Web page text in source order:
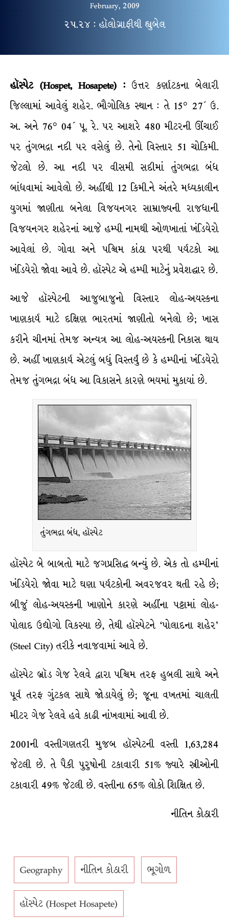
February, 2009
૨૫.૨૪ : હૉલોગ્રાફીથી હ્યુબેલ
હૉસ્પેટ (Hospet, Hosapete) : ઉત્તર કર્ણાટકના બેલારી
જિલ્લામાં આવેલું શહેર. ભૌગોલિક સ્થાન : તે 15° 27´ ઉ.
અ. અને 76° 04´ પૂ. રે. પર આશરે 480 મીટરની ઊંચાઈ
પર તુંગભદ્રા નદી પર વસેલું છે. તેનો વિસ્તાર 51 ચોકિમી.
જેટલો છે. આ નદી પર વીસમી સદીમાં તુંગભદ્રા બંધ
બાંધવામાં આવેલો છે. અહીંથી 12 કિમી.ને અંતરે મધ્યકાલીન
યુગમાં જાણીતા બનેલા વિજયનગર સામ્રાજ્યની રાજધાની
વિજયનગર શહેરનાં આજે હમ્પી નામથી ઓળખાતાં ખંડિયેરો
આવેલાં છે. ગોવા અને પશ્ચિમ કાંઠા પરથી પર્યટકો આ
ખંડિયેરો જોવા આવે છે. હૉસ્પેટ એ હમ્પી માટેનું પ્રવેશદ્ધાર છે.
આજે હૉસ્પેટની આજુબાજુનો વિસ્તાર લોહ-અયસ્કના
ખાણકાર્ય માટે દક્ષિણ ભારતમાં જાણીતો બનેલો છે; ખાસ
કરીને ચીનમાં તેમજ અન્યત્ર આ લોહ-અયસ્કની નિકાસ થાય
છે. અહીં ખાણકાર્ય એટલું બધું વિસ્તર્યું છે કે હમ્પીનાં ખંડિયેરો
તેમજ તુંગભદ્રા બંધ આ વિકાસને કારણે ભયમાં મુકાયાં છે.
તુંગભદ્રા બંધ, હૉસ્પેટ
હૉસ્પેટ બે બાબતો માટે જગપ્રસિદ્ધ બન્યું છે. એક તો હમ્પીનાં
ખંડિયેરો જોવા માટે ઘણા પર્યટકોની અવરજવર થતી રહે છે;
બીજું લોહ-અયસ્કની ખાણોને કારણે અહીંના પટ્ટામાં લોહ-
પોલાદ ઉદ્યોગો વિકસ્યા છે, તેથી હૉસ્પેટને ‘પોલાદના શહેર’
(Steel City) તરીકે નવાજવામાં આવે છે.
હૉસ્પેટ બ્રૉડ ગેજ રેલવે દ્વારા પશ્ચિમ તરફ હુબલી સાથે અને
પૂર્વ તરફ ગુંટકલ સાથે જોડાયેલું છે; જૂના વખતમાં ચાલતી
મીટર ગેજ રેલવે હવે કાઢી નાંખવામાં આવી છે.
2001ની વસ્તીગણતરી મુજબ હૉસ્પેટની વસ્તી 1,63,284
જેટલી છે. તે પૈકી પુરુષોની ટકાવારી 51% જ્યારે સ્ત્રીઓની
ટકાવારી 49% જેટલી છે. વસ્તીના 65% લોકો શિક્ષિત છે.
નીતિન કોઠારી
Geography નીતિન કોઠારી ભૂગોળ
હૉસ્પેટ (Hospet Hosapete)